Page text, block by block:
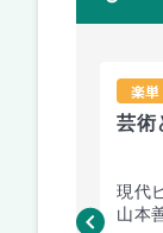
楽単
芸術
現代
山本